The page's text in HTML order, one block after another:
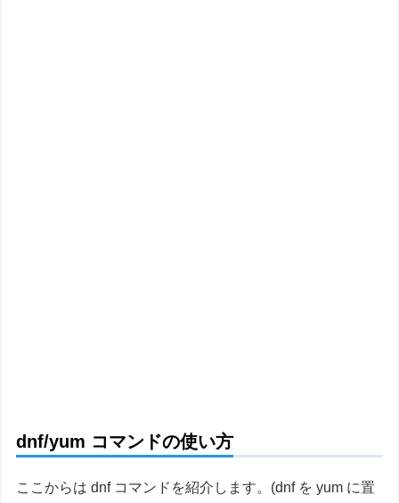
dnf/yum コマンドの使い方
ここからは dnf コマンドを紹介します。(dnf を yum に置